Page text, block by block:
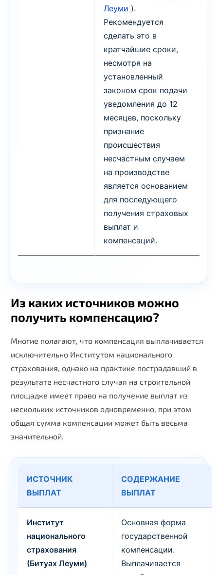
Леуми ).
Рекомендуется
сделать это в
кратчайшие сроки,
несмотря на
установленный
законом срок подачи
уведомления до 12
месяцев, поскольку
признание
происшествия
несчастным случаем
на производстве
является основанием
для последующего
получения страховых
выплат и
компенсаций.
Из каких источников можно
получить компенсацию?
Многие полагают, что компенсация выплачивается
исключительно Институтом национального
страхования, однако на практике пострадавший в
результате несчастного случая на строительной
площадке имеет право на получение выплат из
нескольких источников одновременно, при этом
общая сумма компенсации может быть весьма
значительной.
ИСТОЧНИК
ВЫПЛАТ
СОДЕРЖАНИЕ
ВЫПЛАТ
Институт
национального
страхования
(Битуах Леуми)
Основная форма
государственной
компенсации.
Выплачивается